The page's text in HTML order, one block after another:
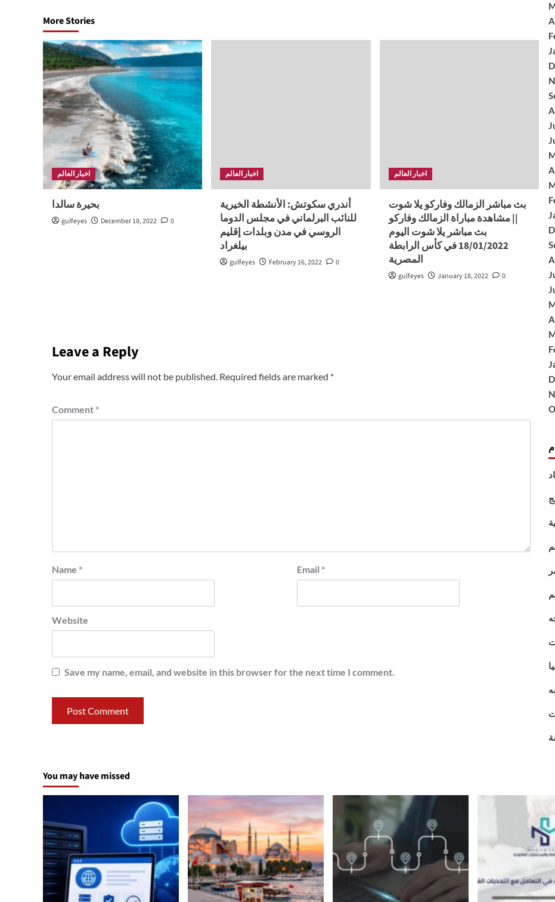
More Stories
اخبار العالم
بحيرة سالدا
gulfeyes December 18, 2022 0
اخبار العالم
أندري سكوتش: الأنشطة الخيرية
للنائب البرلماني في مجلس الدوما
الروسي في مدن وبلدات إقليم
بيلغراد
gulfeyes February 16, 2022 0
اخبار العالم
بث مباشر الزمالك وفاركو يلا شوت
|| مشاهدة مباراة الزمالك وفاركو
بث مباشر يلا شوت اليوم
18/01/2022 في كأس الرابطة
المصرية
gulfeyes January 18, 2022 0
Leave a Reply
Your email address will not be published. Required fields are marked *
Comment *
Name * Email *
Website
Save my name, email, and website in this browser for the next time I comment.
You may have missed